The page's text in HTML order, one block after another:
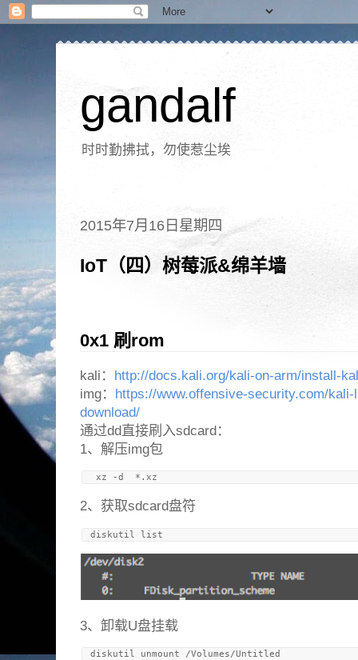
gandalf
时时勤拂拭，勿使惹尘埃
2015年7月16日星期四
IoT（四）树莓派&绵羊墙
0x1 刷rom
kali： http://docs.kali.org/kali-on-arm/install-
img： https://www.offensive-security.com/
download/
通过dd直接刷入sdcard：
1、解压img包
2、获取sdcard盘符
3、卸载U盘挂载